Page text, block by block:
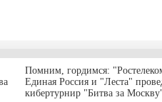
Помним, гордимся:
Единая Россия и "Леста"
кибертурнир "Битва за